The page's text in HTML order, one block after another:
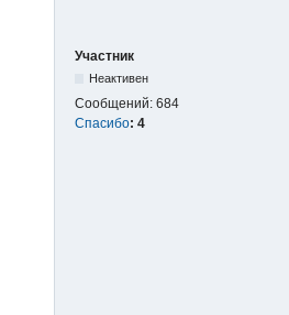
Участник
Неактивен
Сообщений: 684
Спасибо: 4